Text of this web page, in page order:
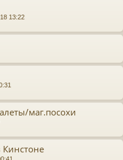
13:22
маг.посохи